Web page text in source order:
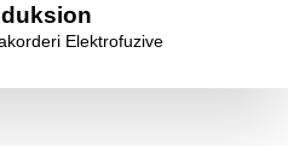
Elektrofuzive